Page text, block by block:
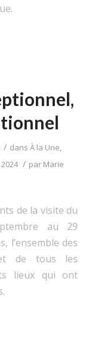
/ dansÀ la Une,
/ par Marie
de la visite du
au 29
l’ensemble des
de tous les
lieux qui ont